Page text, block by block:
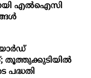
എൽഐസി
യാർഡ്
തൂത്തുക്കുടിയിൽ
പദ്ധതി